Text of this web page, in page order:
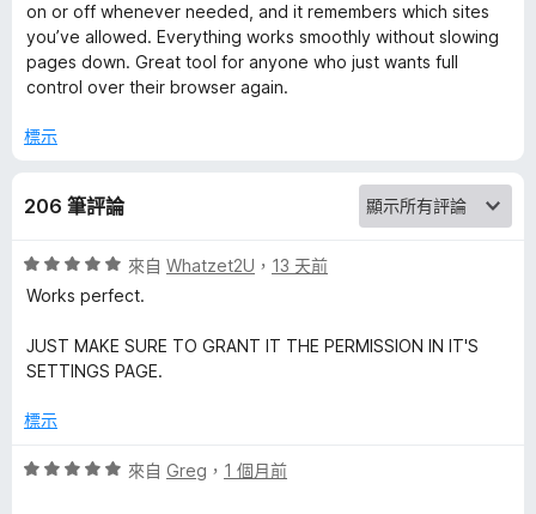
-
C
i
c
k
的
論
分
5
分
on or off whenever needed, and it remembers which sites
you’ve allowed. Everything works smoothly without slowing
pages down. Great tool for anyone who just wants full
control over their browser again.
標示
206 筆評論
評
價
分
，
分
分
來自 Whatzet2U ， 13 天前
Works perfect.
JUST MAKE SURE TO GRANT IT THE PERMISSION IN IT'S
SETTINGS PAGE.
標示
評
來自 Greg ， 1 個月前